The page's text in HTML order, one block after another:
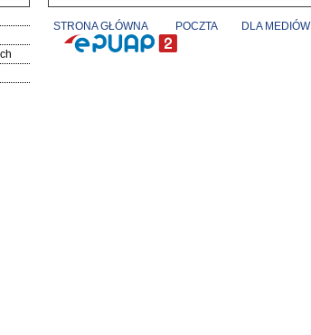
STRONA GŁÓWNA POCZTA DLA MEDIÓW